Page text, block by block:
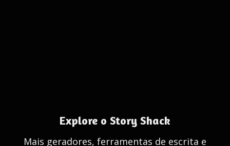
Explore o Story Shack
Mais geradores, ferramentas de escrita e